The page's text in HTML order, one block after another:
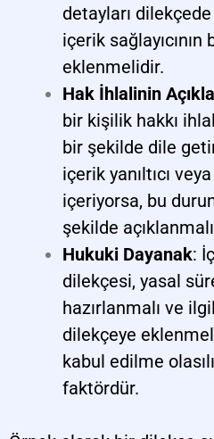
detayları dilekçede
içerik
eklenmelidir.
Hak İhlalinin
bir kişilik hakkı
bir şekilde dile
içerik yanıltıcı
içeriyorsa, bu
şekilde
Hukuki Dayanak:
dilekçesi, yasal
hazırlanmalı ve
dilekçeye
kabul edilme
faktördür.